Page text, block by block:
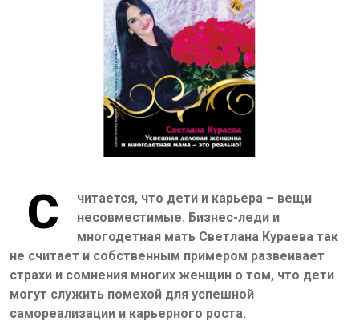
С
читается, что дети и карьера – вещи
несовместимые. Бизнес-леди и
многодетная мать Светлана Кураева так
не считает и собственным примером развеивает
страхи и сомнения многих женщин о том, что дети
могут служить помехой для успешной
самореализации и карьерного роста.